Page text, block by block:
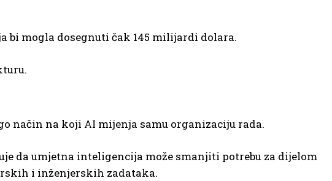
bi mogla dosegnuti čak 145 milijardi dolara.
način na koji AI mijenja samu organizaciju rada.
da umjetna inteligencija može smanjiti potrebu za dijelom
i inženjerskih zadataka.